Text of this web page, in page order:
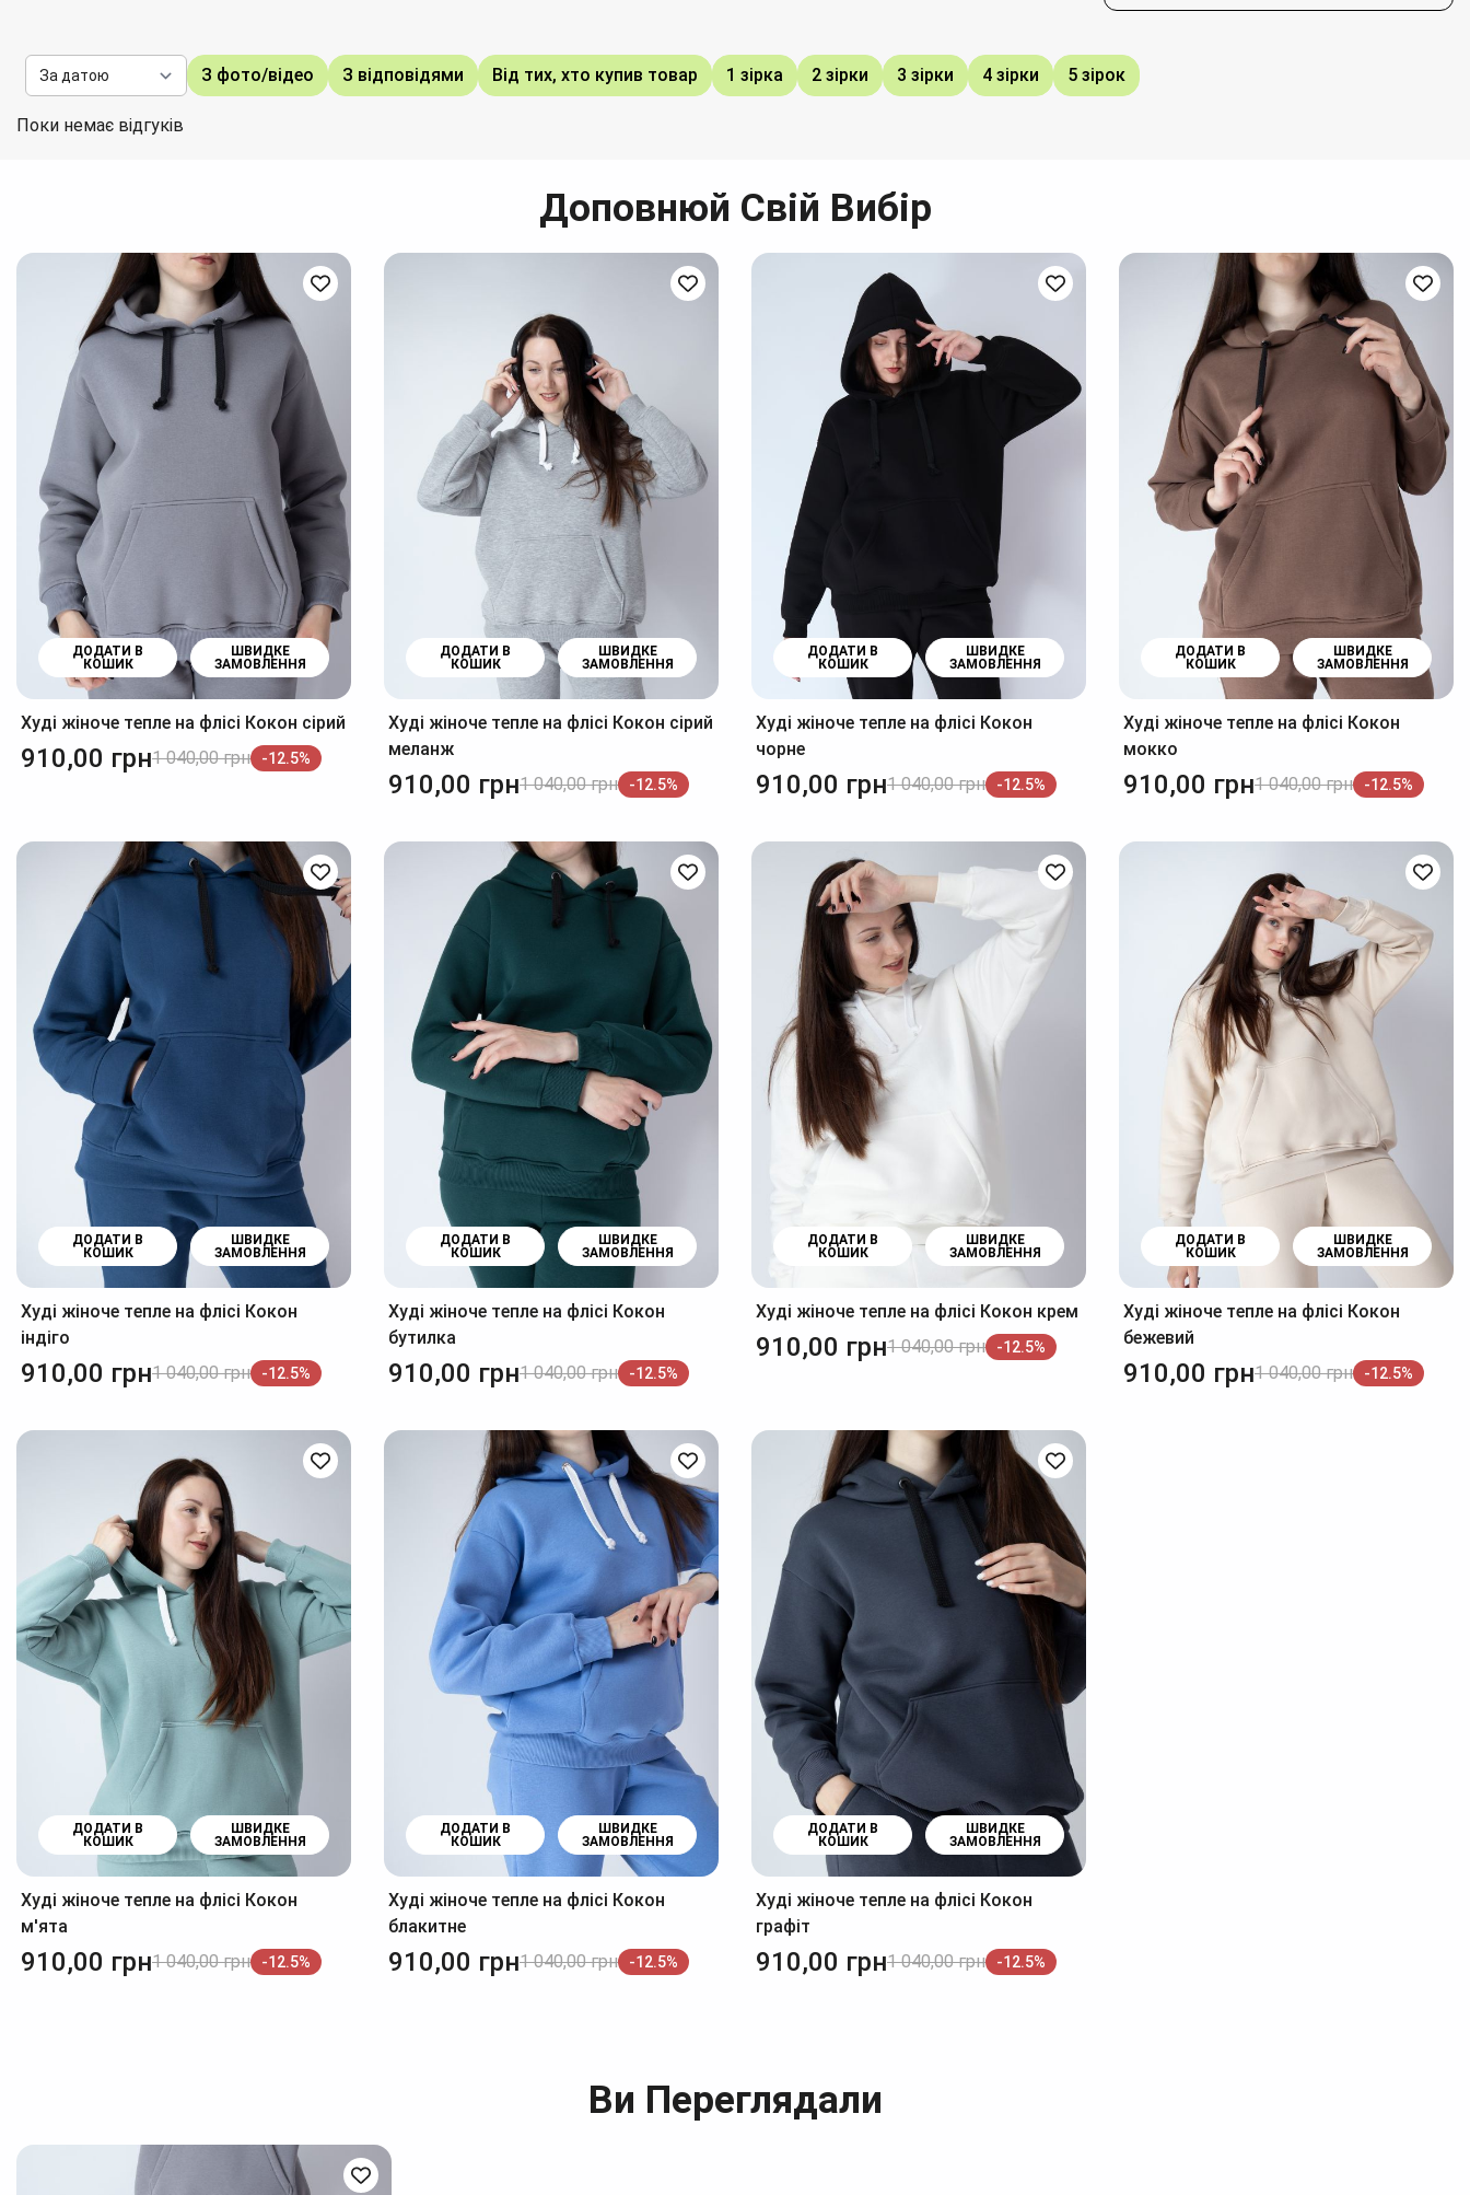
З фото/відео З відповідями Від тих, хто купив товар 1 зірка 2 зірки 3 зірки 4 зірки 5 зірок
Поки немає відгуків
Доповнюй Свій Вибір
ДОДАТИ В
КОШИК
ШВИДКЕ
ЗАМОВЛЕННЯ
Худі жіноче тепле на флісі Кокон сірий
910,00 грн1 040,00 грн -12.5%
ДОДАТИ В
КОШИК
ШВИДКЕ
ЗАМОВЛЕННЯ
Худі жіноче тепле на флісі Кокон сірий
меланж
910,00 грн1 040,00 грн -12.5%
ДОДАТИ В
КОШИК
ШВИДКЕ
ЗАМОВЛЕННЯ
Худі жіноче тепле на флісі Кокон
чорне
910,00 грн1 040,00 грн -12.5%
ДОДАТИ В
КОШИК
ШВИДКЕ
ЗАМОВЛЕННЯ
Худі жіноче тепле на флісі Кокон
мокко
910,00 грн1 040,00 грн -12.5%
ДОДАТИ В
КОШИК
ШВИДКЕ
ЗАМОВЛЕННЯ
Худі жіноче тепле на флісі Кокон
індіго
910,00 грн1 040,00 грн -12.5%
ДОДАТИ В
КОШИК
ШВИДКЕ
ЗАМОВЛЕННЯ
Худі жіноче тепле на флісі Кокон
бутилка
910,00 грн1 040,00 грн -12.5%
ДОДАТИ В
КОШИК
ШВИДКЕ
ЗАМОВЛЕННЯ
Худі жіноче тепле на флісі Кокон крем
910,00 грн1 040,00 грн -12.5%
ДОДАТИ В
КОШИК
ШВИДКЕ
ЗАМОВЛЕННЯ
Худі жіноче тепле на флісі Кокон
бежевий
910,00 грн1 040,00 грн -12.5%
ДОДАТИ В
КОШИК
ШВИДКЕ
ЗАМОВЛЕННЯ
Худі жіноче тепле на флісі Кокон
м'ята
910,00 грн1 040,00 грн -12.5%
ДОДАТИ В
КОШИК
ШВИДКЕ
ЗАМОВЛЕННЯ
Худі жіноче тепле на флісі Кокон
блакитне
910,00 грн1 040,00 грн -12.5%
ДОДАТИ В
КОШИК
ШВИДКЕ
ЗАМОВЛЕННЯ
Худі жіноче тепле на флісі Кокон
графіт
910,00 грн1 040,00 грн -12.5%
Ви Переглядали